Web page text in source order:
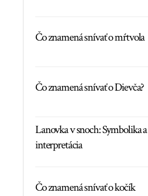
Čo znamená snívať o mŕtvola
Čo znamená snívať o Dievča?
Lanovka v snoch: Symbolika a
interpretácia
Čo znamená snívať o kočík